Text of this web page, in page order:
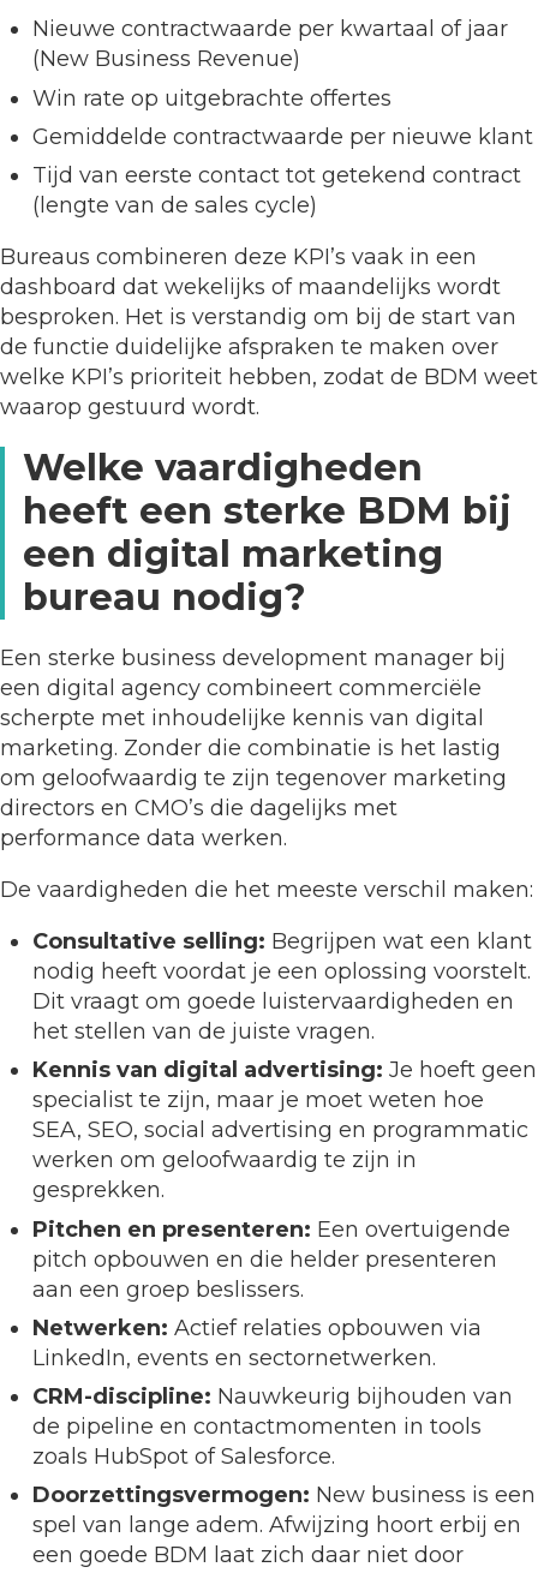
Nieuwe contractwaarde per kwartaal of jaar
(New Business Revenue)
Win rate op uitgebrachte offertes
Gemiddelde contractwaarde per nieuwe klant
Tijd van eerste contact tot getekend contract
(lengte van de sales cycle)
Bureaus combineren deze KPI’s vaak in een
dashboard dat wekelijks of maandelijks wordt
besproken. Het is verstandig om bij de start van
de functie duidelijke afspraken te maken over
welke KPI’s prioriteit hebben, zodat de BDM weet
waarop gestuurd wordt.
Welke vaardigheden
heeft een sterke BDM bij
een digital marketing
bureau nodig?
Een sterke business development manager bij
een digital agency combineert commerciële
scherpte met inhoudelijke kennis van digital
marketing. Zonder die combinatie is het lastig
om geloofwaardig te zijn tegenover marketing
directors en CMO’s die dagelijks met
performance data werken.
De vaardigheden die het meeste verschil maken:
Consultative selling: Begrijpen wat een klant
nodig heeft voordat je een oplossing voorstelt.
Dit vraagt om goede luistervaardigheden en
het stellen van de juiste vragen.
Kennis van digital advertising: Je hoeft geen
specialist te zijn, maar je moet weten hoe
SEA, SEO, social advertising en programmatic
werken om geloofwaardig te zijn in
gesprekken.
Pitchen en presenteren: Een overtuigende
pitch opbouwen en die helder presenteren
aan een groep beslissers.
Netwerken: Actief relaties opbouwen via
LinkedIn, events en sectornetwerken.
CRM-discipline: Nauwkeurig bijhouden van
de pipeline en contactmomenten in tools
zoals HubSpot of Salesforce.
Doorzettingsvermogen: New business is een
spel van lange adem. Afwijzing hoort erbij en
een goede BDM laat zich daar niet door